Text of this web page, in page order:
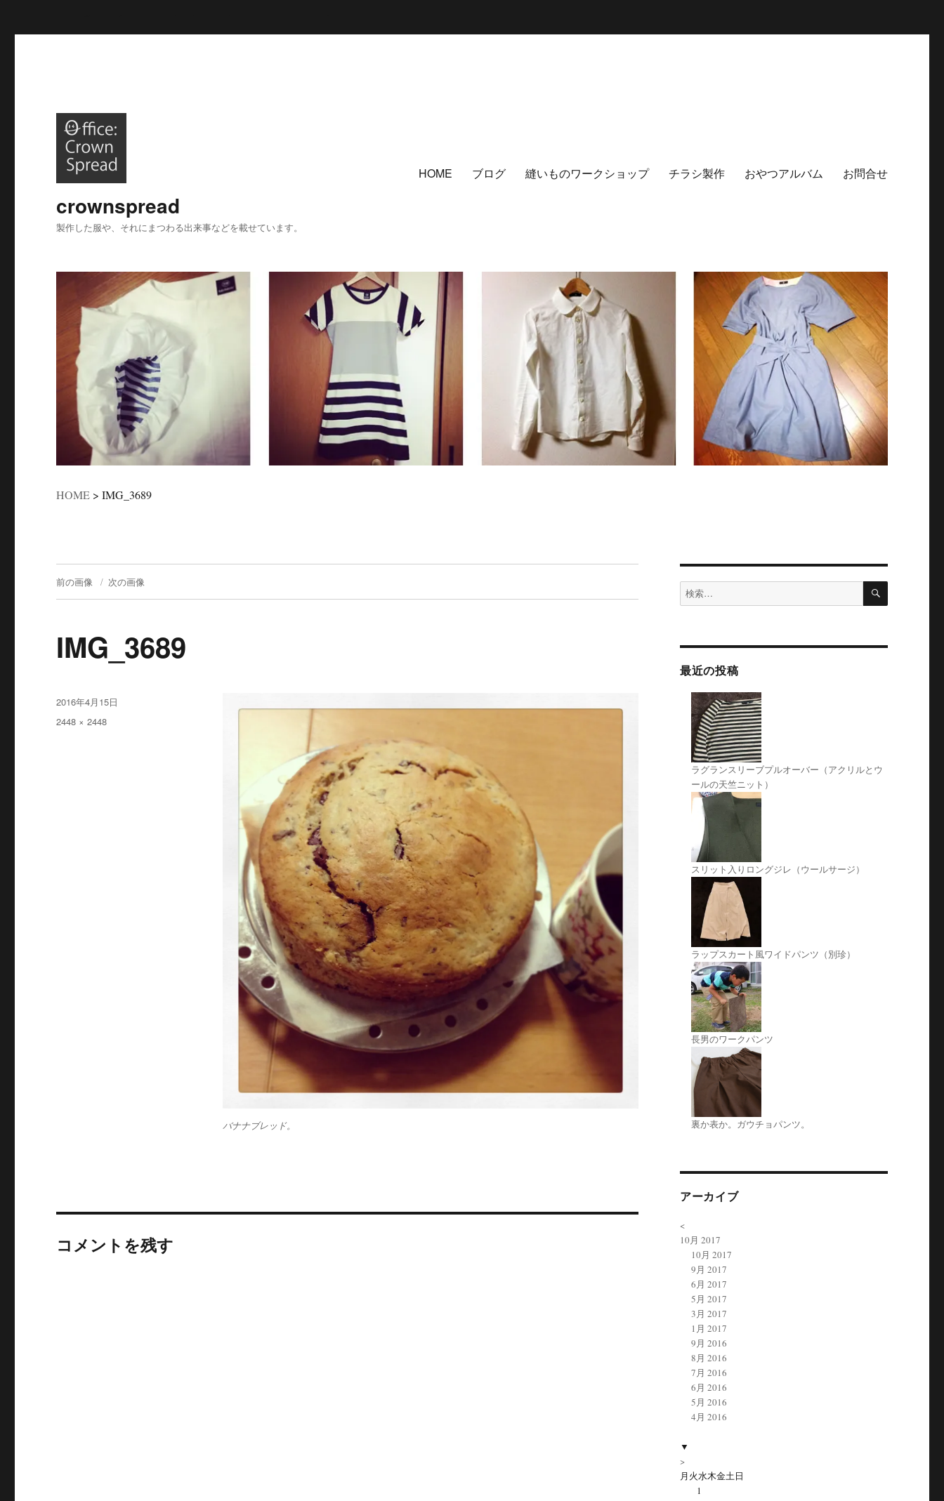
crownspread
製作した服や、それにまつわる出来事などを載せています。
HOME ブログ 縫いものワークショップ チラシ製作 おやつアルバム お問合せ
HOME >IMG_3689
前の画像 次の画像
IMG_3689
バナナブレッド。
投
稿
2016年4月15日
フ
2448 × 2448
コメントを残す
検
索:
検
最近の投稿
ラグランスリーブプルオーバー（アクリルとウ
ールの天竺ニット）
スリット入りロングジレ（ウールサージ）
ラップスカート風ワイドパンツ（別珍）
長男のワークパンツ
裏か表か。ガウチョパンツ。
アーカイブ
<
10月 2017
10月 2017
9月 2017
6月 2017
5月 2017
3月 2017
1月 2017
9月 2016
8月 2016
7月 2016
6月 2016
5月 2016
4月 2016
▼
>
月火水木金土日
1